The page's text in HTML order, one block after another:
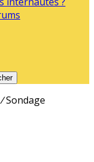
/Sondage